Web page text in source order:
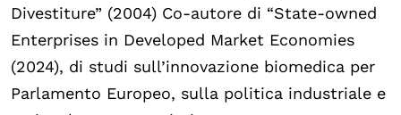
Progetti Internazionali
Pubblicazioni
Storie di Resistenza, ottant’anni dopo
Calendario civile
Divestiture” (2004) Co-autore di “State-owned
Enterprises in Developed Market Economies
(2024), di studi sull’innovazione biomedica per
Parlamento Europeo, sulla politica industriale e